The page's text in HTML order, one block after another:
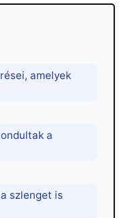
amelyek
a
szlenget is